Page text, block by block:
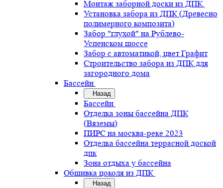
Монтаж заборной доски из ДПК.
Установка забора из ДПК (Древесно
полимерного композита)
Забор "глухой" на Рублево-
Успенском шоссе
Забор с автоматикой, цвет Графит
Строительство забора из ДПК для
загородного дома
Бассейн
Назад
Бассейн
Отделка зоны бассейна ДПК
(Вяземы)
ПИРС на москва-реке 2023
Отделка бассейна террасной доской
дпк
Зона отдыха у бассейна
Обшивка цоколя из ДПК
Назад